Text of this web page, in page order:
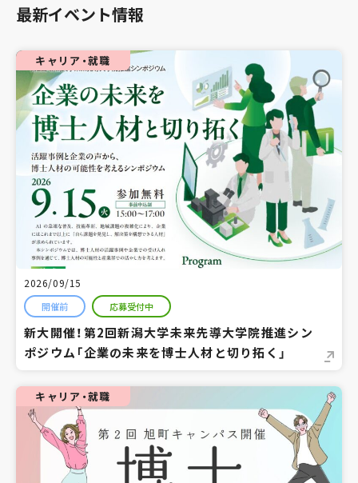
最新イベント情報
キャリア・就職
2026/09/15
開催前 応募受付中
新大開催！第2回新潟大学未来先導大学院推進シン
ポジウム「企業の未来を博士人材と切り拓く」
キャリア・就職